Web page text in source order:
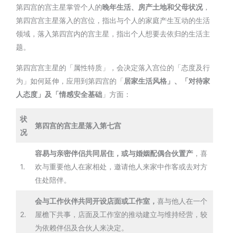
第四宫的宫主星掌管个人的晚年生活、房产土地和父母状况 ，
第四宫宫主星落入的宫位，指出与个人的家庭产生互动的生活
领域，落入第四宫内的宫主星，指出个人想要去依归的生活主
题。
第四宫宫主星的「属性特质」，会决定落入宫位的「态度及行
为」如何延伸，应用到第四宫的「 居家生活风格」、「对待家
人态度」及「情感安全基础 」方面：
状
况
第四宫的宫主星落入第七宫
1.
容易与亲密伴侣共同居住，或与婚姻配偶合伙置产 ，喜
欢与重要他人在家相处，邀请他人来家中作客或去对方
住处陪伴。
2.
会与工作伙伴共同开设店面或工作室，喜与他人在一个
屋檐下共事，店面及工作室的推动建立与维持经营，较
为依赖伴侣及合伙人来决定。